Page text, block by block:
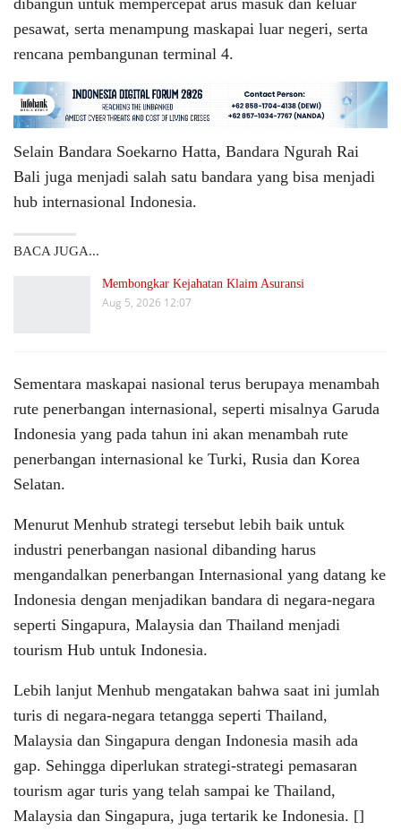
dibangun untuk mempercepat arus masuk dan keluar
pesawat, serta menampung maskapai luar negeri, serta
rencana pembangunan terminal 4.
Selain Bandara Soekarno Hatta, Bandara Ngurah Rai
Bali juga menjadi salah satu bandara yang bisa menjadi
hub internasional Indonesia.
BACA JUGA...
Membongkar Kejahatan Klaim Asuransi
Aug 5, 2026 12:07
Sementara maskapai nasional terus berupaya menambah
rute penerbangan internasional, seperti misalnya Garuda
Indonesia yang pada tahun ini akan menambah rute
penerbangan internasional ke Turki, Rusia dan Korea
Selatan.
Menurut Menhub strategi tersebut lebih baik untuk
industri penerbangan nasional dibanding harus
mengandalkan penerbangan Internasional yang datang ke
Indonesia dengan menjadikan bandara di negara-negara
seperti Singapura, Malaysia dan Thailand menjadi
tourism Hub untuk Indonesia.
Lebih lanjut Menhub mengatakan bahwa saat ini jumlah
turis di negara-negara tetangga seperti Thailand,
Malaysia dan Singapura dengan Indonesia masih ada
gap. Sehingga diperlukan strategi-strategi pemasaran
tourism agar turis yang telah sampai ke Thailand,
Malaysia dan Singapura, juga tertarik ke Indonesia. []